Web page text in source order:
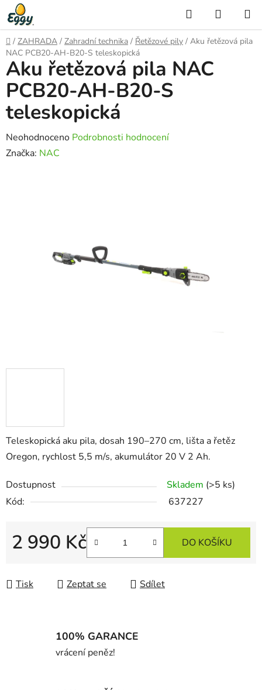
Přejít
na
obsah
Hledat
KOŠÍK
Domů
/ ZAHRADA / Zahradní technika / Řetězové pily / Aku řetězová pila
NAC PCB20-AH-B20-S teleskopická
Teleskopická aku pila, dosah 190–270 cm, lišta a řetěz
Oregon, rychlost 5,5 m/s, akumulátor 20 V 2 Ah.
Dostupnost Skladem (>5 ks)
Kód:
637227
2 990 Kč DO KOŠÍKU
Tisk Zeptat se Sdílet
Aku řetězová pila NAC
PCB20-AH-B20-S
teleskopická
Průměrné
hodnocení
Neohodnoceno Podrobnosti hodnocení
Značka: NAC
100% GARANCE
vrácení peněz!